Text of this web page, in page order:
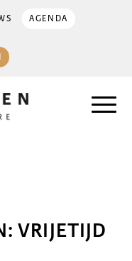
AGENDA
VRIJETIJD